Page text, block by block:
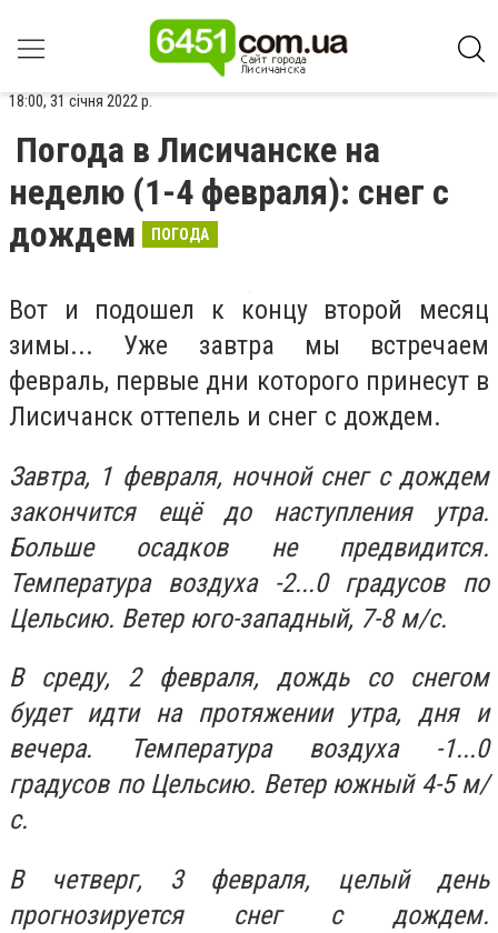
18:00, 31 січня 2022 р.
Погода в Лисичанске на
неделю (1-4 февраля): снег с
дождем
ПОГОДА
Вот и подошел к концу второй месяц
зимы... Уже завтра мы встречаем
февраль, первые дни которого принесут в
Лисичанск оттепель и снег с дождем.
Завтра, 1 февраля, ночной снег с дождем
закончится ещё до наступления утра.
Больше осадков не предвидится.
Температура воздуха -2...0 градусов по
Цельсию. Ветер юго-западный, 7-8 м/с.
В среду, 2 февраля, дождь со снегом
будет идти на протяжении утра, дня и
вечера. Температура воздуха -1...0
градусов по Цельсию. Ветер южный 4-5 м/
с.
В четверг, 3 февраля, целый день
прогнозируется снег с дождем.